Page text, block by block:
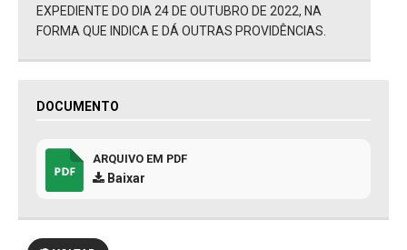
EXPEDIENTE DO DIA 24 DE OUTUBRO DE 2022, NA
FORMA QUE INDICA E DÁ OUTRAS PROVIDÊNCIAS.
DOCUMENTO
ARQUIVO EM PDF
Baixar